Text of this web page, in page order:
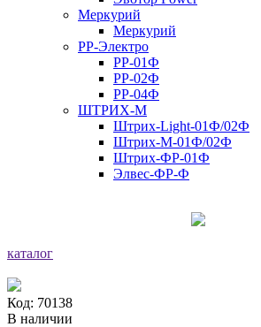
Меркурий
Меркурий
РР-Электро
РР-01Ф
РР-02Ф
РР-04Ф
ШТРИХ-М
Штрих-Light-01Ф/02Ф
Штрих-М-01Ф/02Ф
Штрих-ФР-01Ф
Элвес-ФР-Ф
каталог
Код: 70138
В наличии